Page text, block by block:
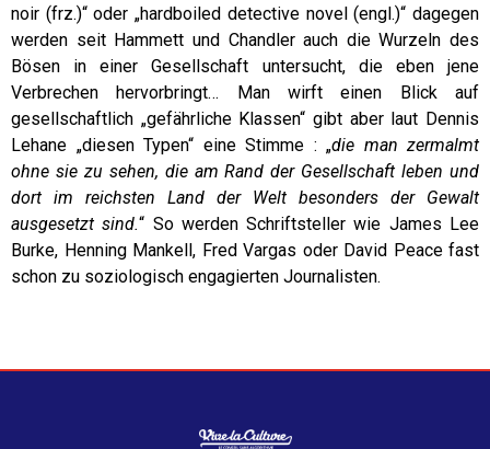
noir (frz.)“ oder „hardboiled detective novel (engl.)“ dagegen
werden seit Hammett und Chandler auch die Wurzeln des
Bösen in einer Gesellschaft untersucht, die eben jene
Verbrechen hervorbringt… Man wirft einen Blick auf
gesellschaftlich „gefährliche Klassen“ gibt aber laut Dennis
Lehane „diesen Typen“ eine Stimme : „die man zermalmt
ohne sie zu sehen, die am Rand der Gesellschaft leben und
dort im reichsten Land der Welt besonders der Gewalt
ausgesetzt sind.“ So werden Schriftsteller wie James Lee
Burke, Henning Mankell, Fred Vargas oder David Peace fast
schon zu soziologisch engagierten Journalisten.